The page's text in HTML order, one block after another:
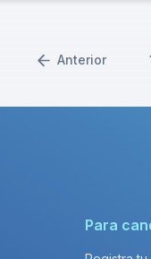
Anterior
Para